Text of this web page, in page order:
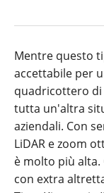
Mentre questo
accettabile per
quadricottero
tutta un'altra
aziendali. Con
LiDAR e zoom
è molto più
con extra